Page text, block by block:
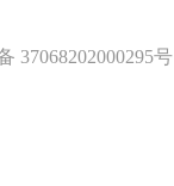
37068202000295号